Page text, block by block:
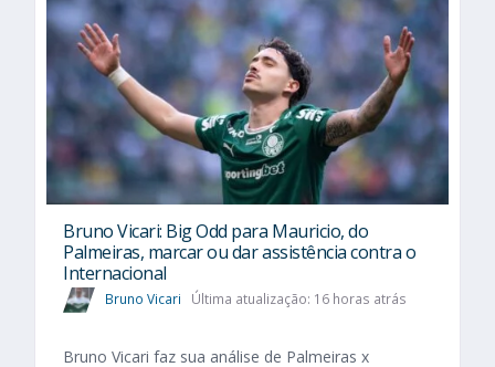
Bruno Vicari: Big Odd para Mauricio, do
Palmeiras, marcar ou dar assistência contra o
Internacional
Bruno Vicari Última atualização: 16 horas atrás
Bruno Vicari faz sua análise de Palmeiras x